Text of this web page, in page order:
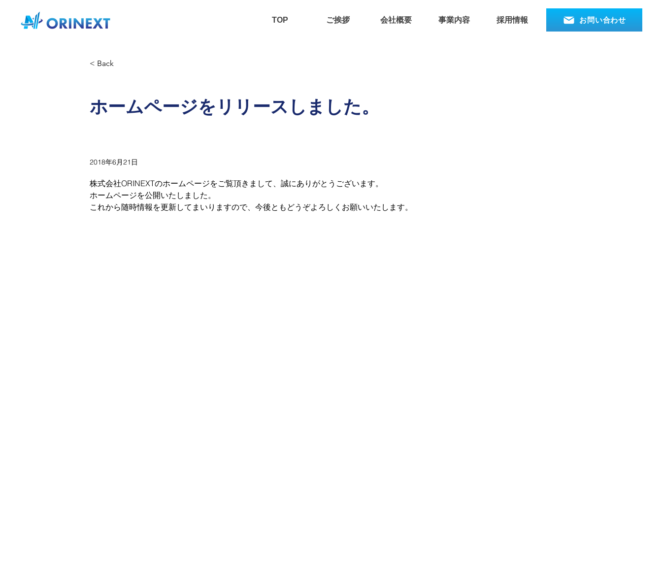
TOP ご挨拶 会社概要 事業内容 採用情報 お問い合わせ
< Back
ホームページをリリースしました。
2018年6月21日
株式会社ORINEXTのホームページをご覧頂きまして、誠にありがとうございます。
ホームページを公開いたしました。
これから随時情報を更新してまいりますので、今後ともどうぞよろしくお願いいたします。